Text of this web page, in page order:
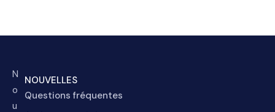
N
o
u
NOUVELLES
Questions fréquentes